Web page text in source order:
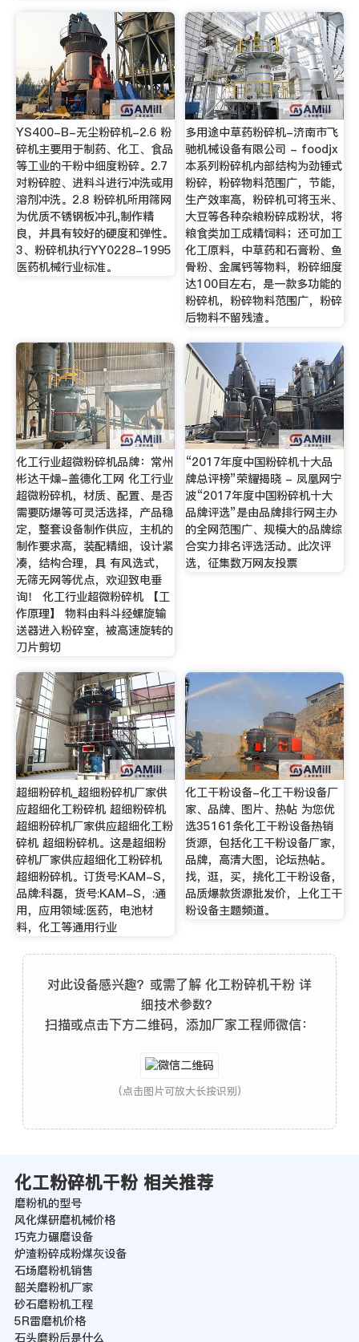
YS400-B-无尘粉碎机-2.6 粉
碎机主要用于制药、化工、食品
等工业的干粉中细度粉碎。2.7
对粉碎腔、进料斗进行冲洗或用
溶剂冲洗。2.8 粉碎机所用筛网
为优质不锈钢板冲孔,制作精
良，并具有较好的硬度和弹性。
3、粉碎机执行YY0228-1995
医药机械行业标准。
多用途中草药粉碎机-济南市飞
驰机械设备有限公司 - foodjx
本系列粉碎机内部结构为劲锤式
粉碎，粉碎物料范围广，节能，
生产效率高，粉碎机可将玉米、
大豆等各种杂粮粉碎成粉状，将
粮食类加工成精饲料；还可加工
化工原料，中草药和石膏粉、鱼
骨粉、金属钙等物料，粉碎细度
达100目左右，是一款多功能的
粉碎机，粉碎物料范围广，粉碎
后物料不留残渣。
化工行业超微粉碎机品牌：常州
彬达干燥-盖德化工网 化工行业
超微粉碎机，材质、配置、是否
需要防爆等可灵活选择，产品稳
定，整套设备制作供应，主机的
制作要求高，装配精细，设计紧
凑，结构合理，具 有风选式，
无筛无网等优点，欢迎致电垂
询！ 化工行业超微粉碎机 【工
作原理】 物料由料斗经螺旋输
送器进入粉碎室，被高速旋转的
刀片剪切
“2017年度中国粉碎机十大品
牌总评榜”荣耀揭晓 - 凤凰网宁
波“2017年度中国粉碎机十大
品牌评选”是由品牌排行网主办
的全网范围广、规模大的品牌综
合实力排名评选活动。此次评
选，征集数万网友投票
超细粉碎机_超细粉碎机厂家供
应超细化工粉碎机 超细粉碎机
超细粉碎机厂家供应超细化工粉
碎机 超细粉碎机。这是超细粉
碎机厂家供应超细化工粉碎机
超细粉碎机。订货号:KAM-S，
品牌:科磊，货号:KAM-S，:通
用，应用领域:医药，电池材
料，化工等通用行业
化工干粉设备-化工干粉设备厂
家、品牌、图片、热帖 为您优
选35161条化工干粉设备热销
货源，包括化工干粉设备厂家，
品牌，高清大图，论坛热帖。
找，逛，买，挑化工干粉设备，
品质爆款货源批发价，上化工干
粉设备主题频道。
对此设备感兴趣？或需了解 化工粉碎机干粉 详
细技术参数？
扫描或点击下方二维码，添加厂家工程师微信：
(点击图片可放大长按识别)
化工粉碎机干粉 相关推荐
磨粉机的型号
风化煤研磨机械价格
巧克力碾磨设备
炉渣粉碎成粉煤灰设备
石场磨粉机销售
韶关磨粉机厂家
砂石磨粉机工程
5R雷磨机价格
石头磨粉后是什么